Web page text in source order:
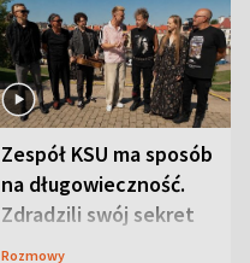
Zespół KSU ma sposób
na długowieczność.
Zdradzili swój sekret
Rozmowy